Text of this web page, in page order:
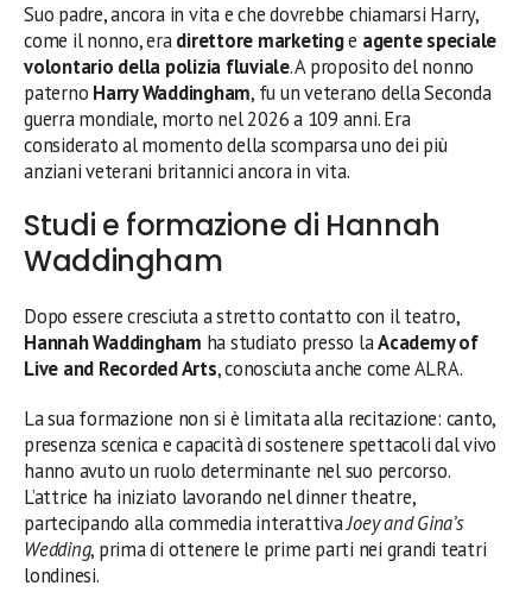
Suo padre, ancora in vita e che dovrebbe chiamarsi Harry,
come il nonno, eradirettore marketinge agente speciale
volontario della polizia fluviale. A proposito del nonno
paterno Harry Waddingham, fu un veterano della Seconda
guerra mondiale, morto nel 2026 a 109 anni. Era
considerato al momento della scomparsa uno dei più
anziani veterani britannici ancora in vita.
Studi e formazione di Hannah
Waddingham
Dopo essere cresciuta a stretto contatto con il teatro,
Hannah Waddingham ha studiato presso laAcademy of
Live and Recorded Arts, conosciuta anche come ALRA.
La sua formazione non si è limitata alla recitazione: canto,
presenza scenica e capacità di sostenere spettacoli dal vivo
hanno avuto un ruolo determinante nel suo percorso.
L’attrice ha iniziato lavorando nel dinner theatre,
partecipando alla commedia interattivaJoey and Gina’s
Wedding, prima di ottenere le prime parti nei grandi teatri
londinesi.